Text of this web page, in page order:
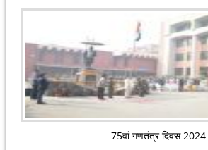
75वां गणतंत्र दिवस 2024